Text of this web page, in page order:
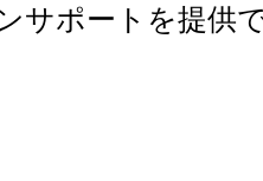
ポートを提供